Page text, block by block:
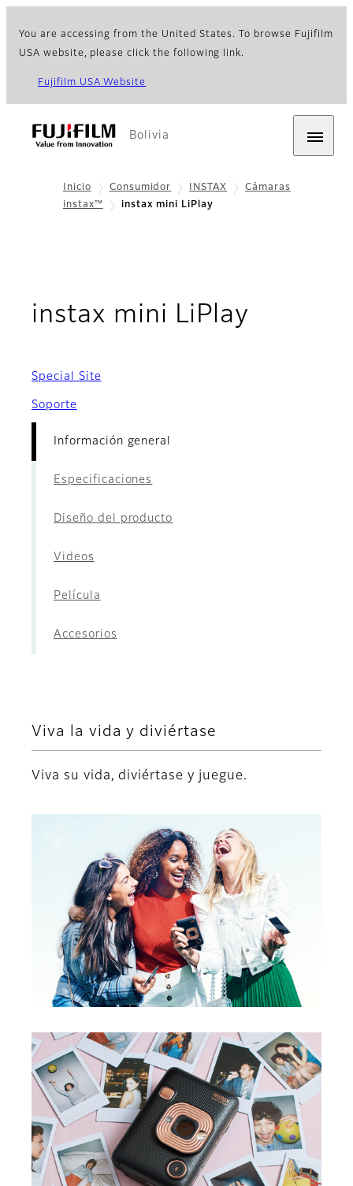
You are accessing from the United States. To browse Fujifilm
USA website, please click the following link.
Fujifilm USA Website
Bolivia
Inicio Consumidor INSTAX
Cámaras
instax™
instax mini LiPlay
instax mini LiPlay
Special Site
Soporte
Información general
Especificaciones
Diseño del producto
Videos
Película
Accesorios
Viva la vida y diviértase
Viva su vida, diviértase y juegue.